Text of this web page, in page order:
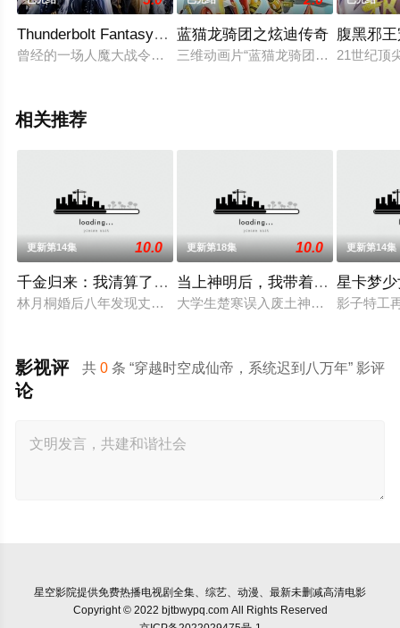
Thunderbolt Fantasy 东离剑游纪
曾经的一场人魔大战令两方人马都元气大伤，如今，战争的硝
蓝猫龙骑团之炫迪传奇
三维动画片“蓝猫龙骑团”系列第三部
腹黑邪
21世纪顶
相关推荐
更新第14集 10.0
千金归来：我清算了枕边人
林月桐婚后八年发现丈夫顾明轩联合情人苏婉、婆家图谋自家
更新第18集 10.0
当上神明后，我带着信徒干翻了
大学生楚寒误入废土神选游戏，新手
更新第14集
星卡梦
影子特工
共0 条 “穿越时空成仙帝，系统迟到八万年” 影评
影视评
论
星空影院提供免费热播电视剧全集、综艺、动漫、最新未删减高清电影
Copyright © 2022 bjtbwypq.com All Rights Reserved